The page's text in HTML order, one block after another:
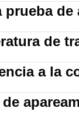
prueba de
de
a la